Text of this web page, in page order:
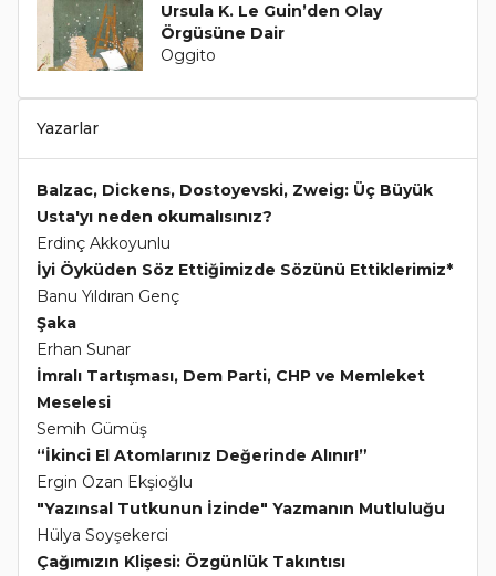
Ursula K. Le Guin’den Olay
Örgüsüne Dair
Oggito
Yazarlar
Balzac, Dickens, Dostoyevski, Zweig: Üç Büyük
Usta'yı neden okumalısınız?
Erdinç Akkoyunlu
İyi Öyküden Söz Ettiğimizde Sözünü Ettiklerimiz*
Banu Yıldıran Genç
Şaka
Erhan Sunar
İmralı Tartışması, Dem Parti, CHP ve Memleket
Meselesi
Semih Gümüş
“İkinci El Atomlarınız Değerinde Alınır!”
Ergin Ozan Ekşioğlu
"Yazınsal Tutkunun İzinde" Yazmanın Mutluluğu
Hülya Soyşekerci
Çağımızın Klişesi: Özgünlük Takıntısı